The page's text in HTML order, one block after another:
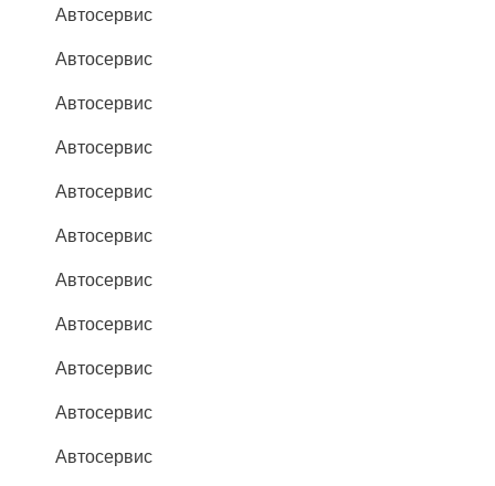
Автосервис
Автосервис
Автосервис
Автосервис
Автосервис
Автосервис
Автосервис
Автосервис
Автосервис
Автосервис
Автосервис